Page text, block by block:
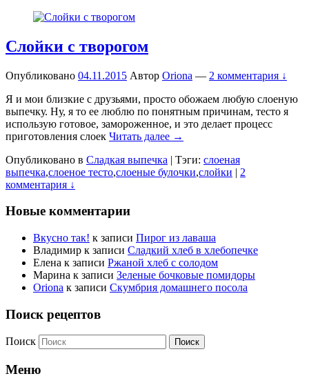
Слойки с творогом
Опубликовано 04.11.2015 Автор Oriona — 2 комментария ↓
Я и мои близкие с друзьями, просто обожаем любую слоеную
выпечку. Ну, я то ее люблю по понятным причинам, тесто я
использую готовое, замороженное, и это делает процесс
приготовления слоек Читать далее →
Опубликовано в Сладкая выпечка | Тэги: слоеная
выпечка,слоеное тесто,слоеные булочки,слойки | 2
комментария ↓
Новые комментарии
Вкусно так! к записи Пирог из лаваша
Владимир к записи Сладкий хлеб в хлебопечке
Елена к записи Ржаной хлеб с солодом
Марина к записи Зеленые бочковые помидоры
Oriona к записи Скумбрия домашнего посола
Поиск рецептов
Поиск
Меню